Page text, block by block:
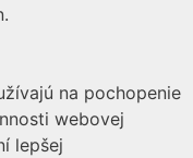
na pochopenie
webovej
lepšej